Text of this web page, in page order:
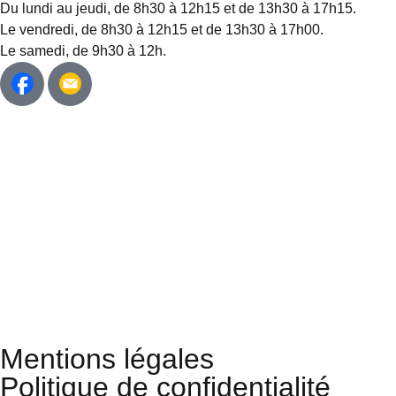
Du lundi au jeudi, de 8h30 à 12h15 et de 13h30 à 17h15.
Le vendredi, de 8h30 à 12h15 et de 13h30 à 17h00.
Le samedi, de 9h30 à 12h.
Mentions légales
Politique de confidentialité